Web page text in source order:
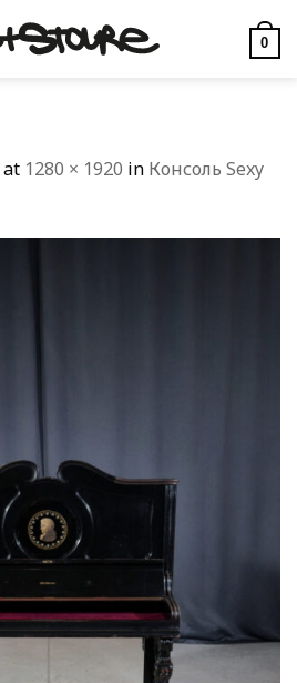
0
at 1280 × 1920 in Консоль Sexy